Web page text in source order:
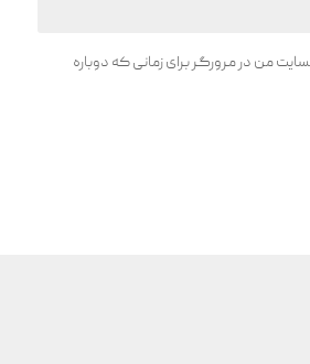
من در مرورگر برای زمانی که دوباره